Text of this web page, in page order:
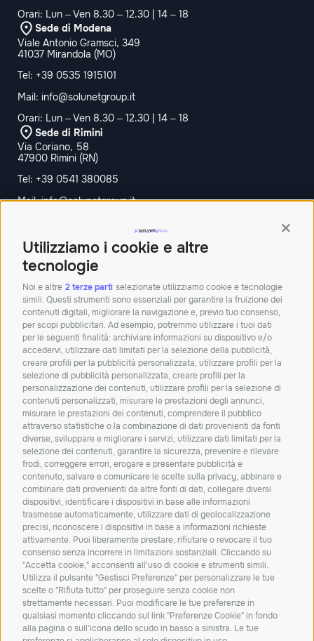
Utilizziamo i cookie e altre
tecnologie
Noi e altre 2 terze parti selezionate utilizziamo cookie e tecnologie
simili. Questi strumenti sono essenziali per garantire la fruizione dei
contenuti digitali, migliorare la navigazione e, previo tuo consenso,
per scopi pubblicitari. Ad esempio, potremmo utilizzare i tuoi dati
per le seguenti finalità: archiviare informazioni su dispositivo e/o
accedervi, utilizzare dati limitati per la selezione della pubblicità,
creare profili per la pubblicità personalizzata, utilizzare profili per la
selezione di pubblicità personalizzata, creare profili per la
personalizzazione dei contenuti, utilizzare profili per la selezione di
contenuti personalizzati, misurare le prestazioni degli annunci,
misurare le prestazioni dei contenuti, comprendere il pubblico
attraverso statistiche o la combinazione di dati provenienti da fonti
diverse, sviluppare e migliorare i servizi, utilizzare dati limitati per la
selezione dei contenuti, garantire la sicurezza, prevenire e rilevare
frodi, correggere errori, erogare e presentare pubblicità e
contenuto, salvare e comunicare le scelte sulla privacy, abbinare e
combinare dati provenienti da altre fonti di dati, collegare diversi
dispositivi, identificare i dispositivi in base alle informazioni
trasmesse automaticamente, utilizzare dati di geolocalizzazione
precisi, riconoscere i dispositivi in base a informazioni richieste
attivamente. Puoi liberamente prestare, rifiutare o revocare il tuo
consenso senza incorrere in limitazioni sostanziali. Cliccando su
"Accetta cookie," acconsenti all'uso di cookie e strumenti simili.
Utilizza il pulsante "Gestisci Preferenze" per personalizzare le tue
scelte o "Rifiuta tutto" per proseguire senza cookie non
strettamente necessari. Puoi modificare le tue preferenze in
qualsiasi momento cliccando sul link "Preferenze Cookie" in fondo
alla pagina o sull'icona dello scudo in basso a sinistra. Le tue
Orari: Lun – Ven 8.30 – 12.30 | 14 – 18
Sede di Modena
Viale Antonio Gramsci, 349
41037 Mirandola (MO)
Tel: +39 0535 1915101
Mail: info@solunetgroup.it
Orari: Lun – Ven 8.30 – 12.30 | 14 – 18
Sede di Rimini
Via Coriano, 58
47900 Rimini (RN)
Tel: +39 0541 380085
Mail:info@solunetgroup.it
Palazzina Doganale,
40010 Bentivoglio BO
Tel:+390512913011
Mail:info@solunetgroup.it
Orari: Lun – Ven 8.30 – 12.30 | 14 – 18
Iscriviti alla nostra
newsletter!
Resta aggiornato su novità, soluzioni e
approfondimenti dal mondo IT.
Dichiaro di aver letto e accetto laprivacy policy
ISCRIVITI
Carta dei serviziQualità dei serviziConciliaWeb
Trasparenza tariffariaTrasparenza tecnica
Azienda beneficiaria del contributo nell’ambito del PR FESR
2021-2027